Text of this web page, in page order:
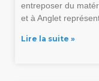
entreposer du
et à Anglet
Lire la suite »